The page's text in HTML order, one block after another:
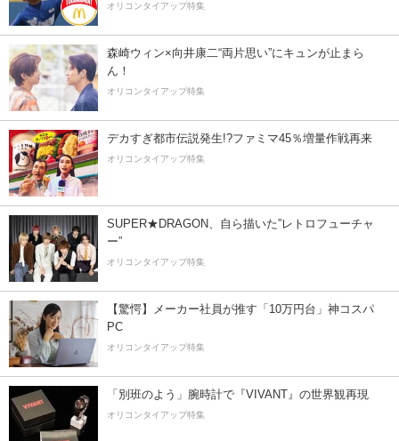
オリコンタイアップ特集
森崎ウィン×向井康二“両片思い”にキュンが止まら
ん！
オリコンタイアップ特集
デカすぎ都市伝説発生!?ファミマ45％増量作戦再来
オリコンタイアップ特集
SUPER★DRAGON、自ら描いた”レトロフューチャ
ー”
オリコンタイアップ特集
【驚愕】メーカー社員が推す「10万円台」神コスパ
PC
オリコンタイアップ特集
「別班のよう」腕時計で『VIVANT』の世界観再現
オリコンタイアップ特集